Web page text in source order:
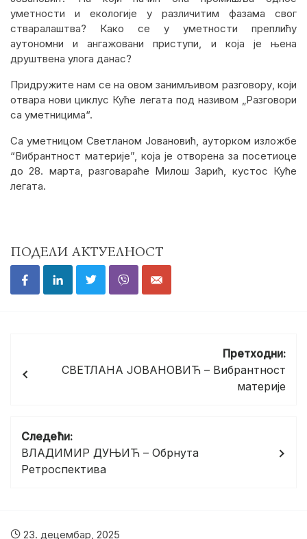
уметности и екологије у различитим фазама свог
стваралаштва? Како се у уметности преплићу
аутономни и ангажовани приступи, и која је њена
друштвена улога данас?
Придружите нам се на овом занимљивом разговору, који
отвара нови циклус Куће легата под називом „Разговори
са уметницима“.
Са уметницом Светланом Јовановић, ауторком изложбе
“Вибрантност материје”, која је отворена за посетиоце
до 28. марта, разговараће Милош Зарић, кустос Куће
легата.
ПОДЕЛИ АКТУЕЛНОСТ
чланка
Претходни:
СВЕТЛАНА ЈОВАНОВИЋ – Вибрантност
материје
Следећи:
ВЛАДИМИР ДУЊИЋ – Обрнута
Ретроспектива
23. децембар, 2025